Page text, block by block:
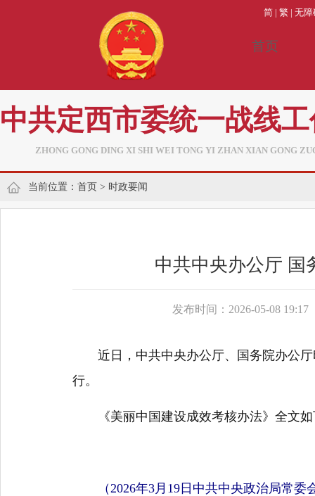
简 | 繁 | 无障
首页
中共定西市委统一战线
ZHONG GONG DING XI SHI WEI TONG YI ZHAN XIAN GONG
当前位置： 首页 > 时政要闻
中共中央办公厅 国
发布时间：2026-05-08 19:17
近日，中共中央办公厅、国务院办公
行。
《美丽中国建设成效考核办法》全文如
（2026年3月19日中共中央政治局常